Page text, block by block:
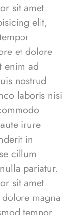
sit amet
elit,
et dolore
enim ad
nostrud
laboris nisi
irure
in
cillum
pariatur.
sit amet
magna